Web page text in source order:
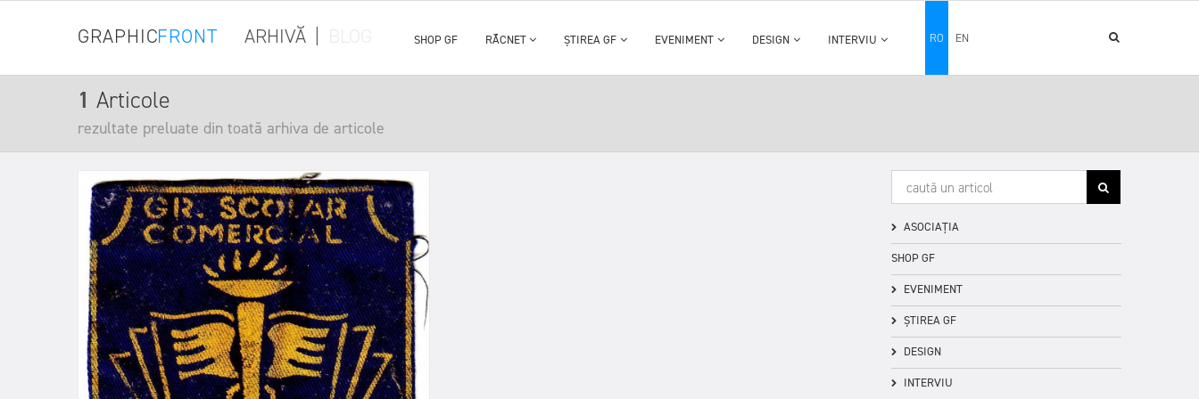
GRAPHICFRONT ARHIVĂ SHOP GF RĂCNET ȘTIREA GF EVENIMENT DESIGN INTERVIU RO EN
1 Articole
rezultate preluate din toată arhiva de articole
ASOCIAȚIA
SHOP GF
EVENIMENT
ȘTIREA GF
DESIGN
INTERVIU